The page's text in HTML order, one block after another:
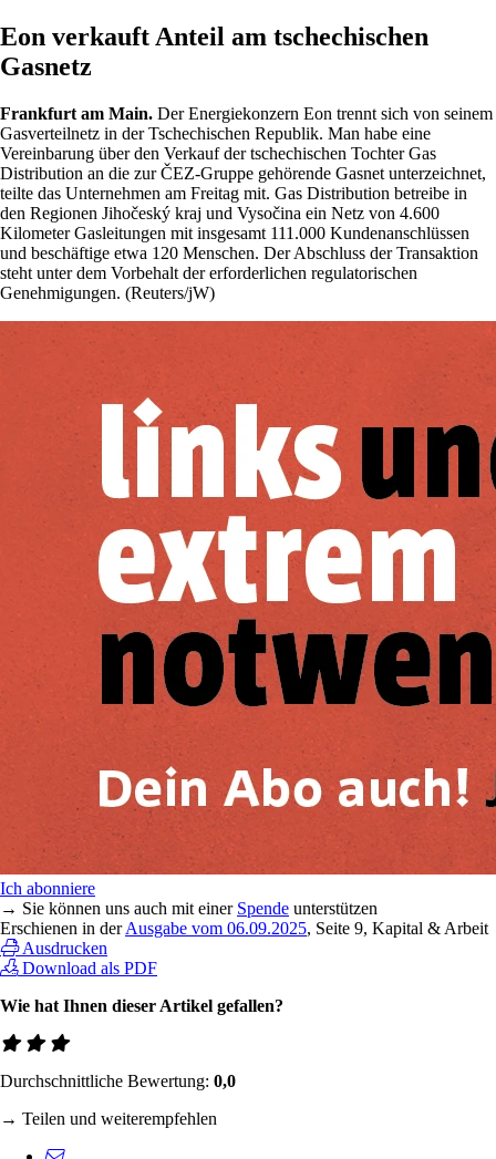
Eon verkauft Anteil am tschechischen
Gasnetz
Frankfurt am Main. Der Energiekonzern Eon trennt sich von seinem
Gasverteilnetz in der Tschechischen Republik. Man habe eine
Vereinbarung über den Verkauf der tschechischen Tochter Gas
Distribution an die zur ČEZ-Gruppe gehörende Gasnet unterzeichnet,
teilte das Unternehmen am Freitag mit. Gas Distribution betreibe in
den Regionen Jihočeský kraj und Vysočina ein Netz von 4.600
Kilometer Gasleitungen mit insgesamt 111.000 Kundenanschlüssen
und beschäftige etwa 120 Menschen. Der Abschluss der Transaktion
steht unter dem Vorbehalt der erforderlichen regulatorischen
Genehmigungen. (Reuters/jW)
Ich abonniere
→ Sie können uns auch mit einer Spende unterstützen
Erschienen in derAusgabe vom 06.09.2025, Seite 9, Kapital & Arbeit
Ausdrucken
Download als PDF
Wie hat Ihnen dieser Artikel gefallen?
Durchschnittliche Bewertung: 0,0
→ Teilen und weiterempfehlen